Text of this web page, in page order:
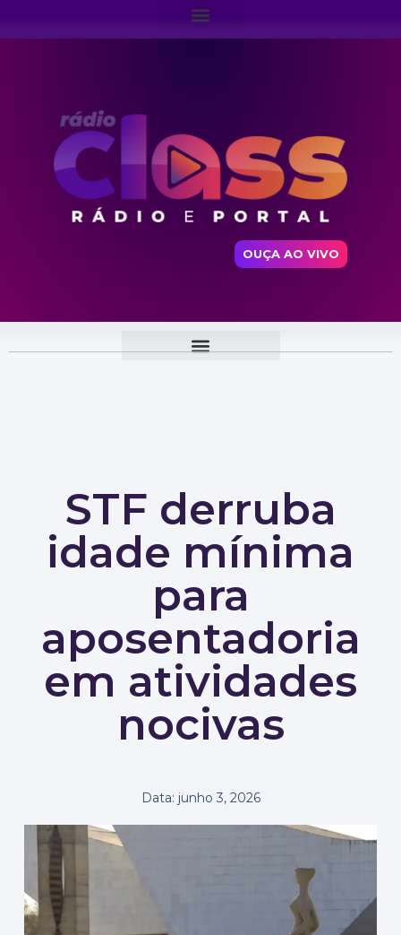
OUÇA AO VIVO
STF derruba
idade mínima
para
aposentadoria
em atividades
nocivas
Data: junho 3, 2026